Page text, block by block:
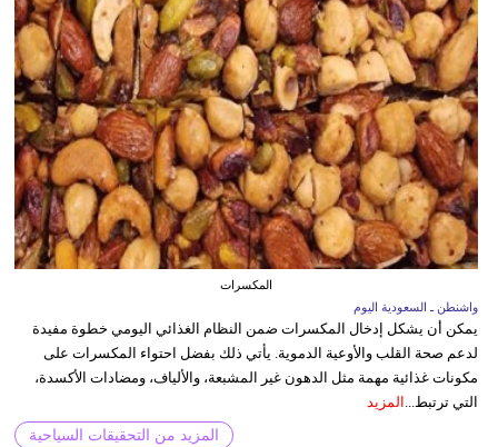
المكسرات
واشنطن ـ السعودية اليوم
يمكن أن يشكل إدخال المكسرات ضمن النظام الغذائي اليومي خطوة مفيدة
لدعم صحة القلب والأوعية الدموية. يأتي ذلك بفضل احتواء المكسرات على
مكونات غذائية مهمة مثل الدهون غير المشبعة، والألياف، ومضادات الأكسدة،
التي ترتبط...
المزيد
المزيد من التحقيقات السياحية